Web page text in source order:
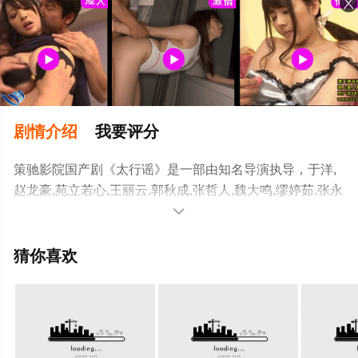
剧情介绍 我要评分
策驰影院国产剧《太行谣》是一部由知名导演执导，于洋,
赵龙豪,苑立若心,王丽云,郭秋成,张哲人,魏大鸣,缪婷茹,张永
健,艾东,文静,曾肖龙,赵波,陆怡璇,何达等明星精彩演绎的中
费观看高清无删减完整版电视剧全集就上策驰电影网，更

猜你喜欢